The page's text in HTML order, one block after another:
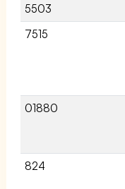
5503
7515
01880
824